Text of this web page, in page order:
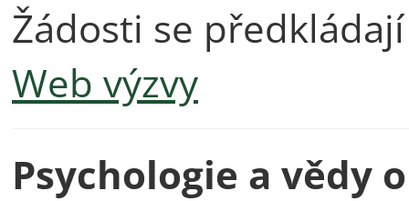
Žádosti se
Web výzvy
Psychologie a vědy